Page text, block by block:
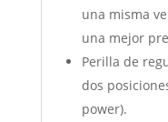
una misma
una mejor
Perilla de
dos
power).